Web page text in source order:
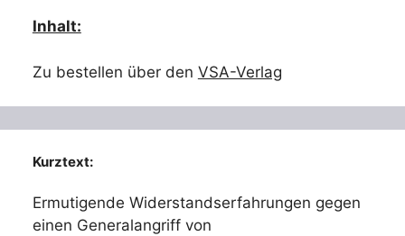
Inhalt:
Zu bestellen über den VSA-Verlag
Kurztext:
Ermutigende Widerstandserfahrungen gegen
einen Generalangriff von